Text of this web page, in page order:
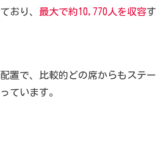
おり、 最大で約10,770人を収容す
置で、比較的どの席からもステー
ています。